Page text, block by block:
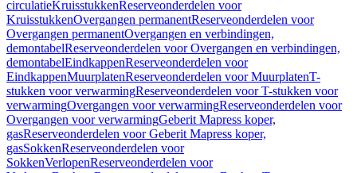
circulatieKruisstukkenReserveonderdelen voor
KruisstukkenOvergangen permanentReserveonderdelen voor
Overgangen permanentOvergangen en verbindingen,
demontabelReserveonderdelen voor Overgangen en verbindingen,
demontabelEindkappenReserveonderdelen voor
EindkappenMuurplatenReserveonderdelen voor MuurplatenT-
stukken voor verwarmingReserveonderdelen voor T-stukken voor
verwarmingOvergangen voor verwarmingReserveonderdelen voor
Overgangen voor verwarmingGeberit Mapress koper,
gasReserveonderdelen voor Geberit Mapress koper,
gasSokkenReserveonderdelen voor
SokkenVerlopenReserveonderdelen voor